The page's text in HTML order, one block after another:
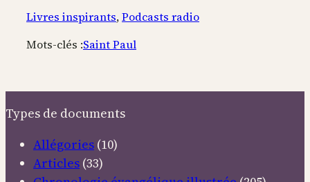
Livres inspirants, Podcasts radio
Mots-clés :Saint Paul
Types de documents
Allégories (10)
Articles (33)